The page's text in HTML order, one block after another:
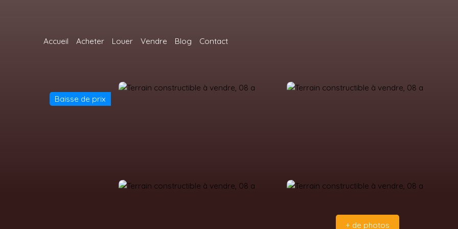
Accueil Acheter Louer Vendre Blog Contact
Baisse de prix
+ de photos